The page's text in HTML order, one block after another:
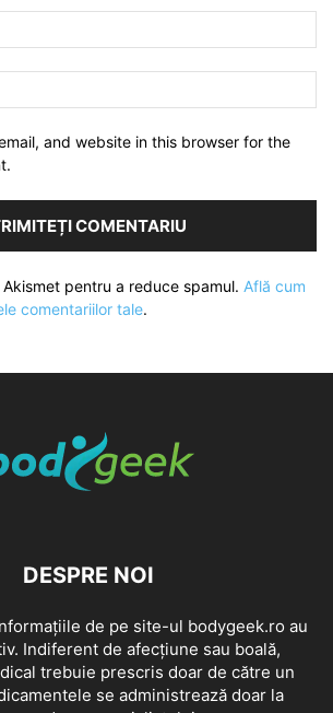
and website in this browser for the
pentru a reduce spamul. Află cum
comentariilor tale.
DESPRE NOI
de pe site-ul bodygeek.ro au
Indiferent de afecțiune sau boală,
trebuie prescris doar de către un
se administrează doar la